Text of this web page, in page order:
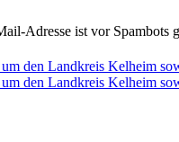
Adresse ist vor Spambots